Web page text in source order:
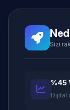
Sizi
%45
Dijital